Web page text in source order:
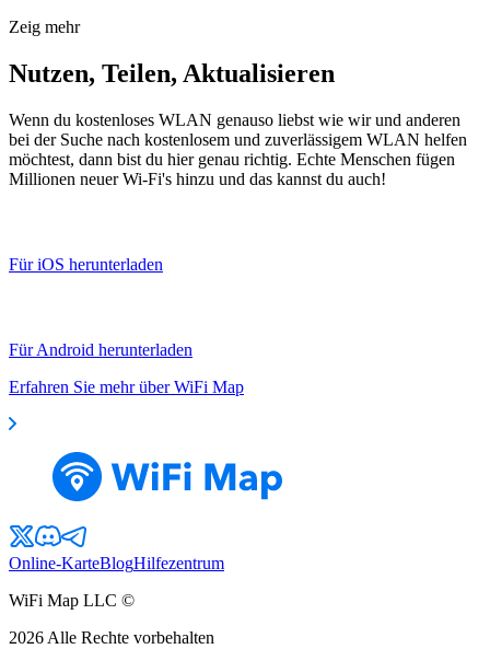
Zeig mehr
Nutzen, Teilen, Aktualisieren
Wenn du kostenloses WLAN genauso liebst wie wir und anderen
bei der Suche nach kostenlosem und zuverlässigem WLAN helfen
möchtest, dann bist du hier genau richtig. Echte Menschen fügen
Millionen neuer Wi-Fi's hinzu und das kannst du auch!
Für iOS herunterladen
Für Android herunterladen
Erfahren Sie mehr über WiFi Map
Online-KarteBlogHilfezentrum
WiFi Map LLC ©
2026 Alle Rechte vorbehalten